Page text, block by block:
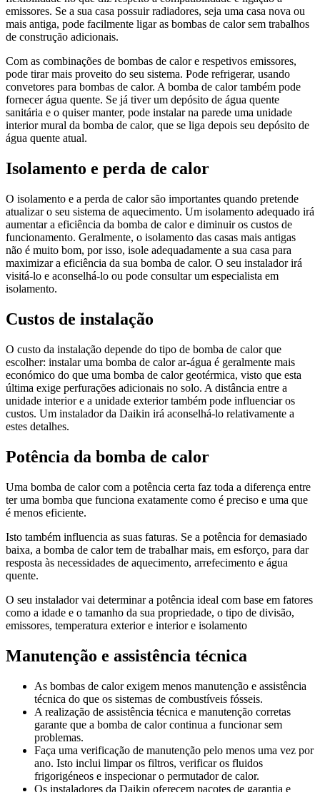
emissores. Se a sua casa possuir radiadores, seja uma casa nova ou
mais antiga, pode facilmente ligar as bombas de calor sem trabalhos
de construção adicionais.
Com as combinações de bombas de calor e respetivos emissores,
pode tirar mais proveito do seu sistema. Pode refrigerar, usando
convetores para bombas de calor. A bomba de calor também pode
fornecer água quente. Se já tiver um depósito de água quente
sanitária e o quiser manter, pode instalar na parede uma unidade
interior mural da bomba de calor, que se liga depois seu depósito de
água quente atual.
Isolamento e perda de calor
O isolamento e a perda de calor são importantes quando pretende
atualizar o seu sistema de aquecimento. Um isolamento adequado irá
aumentar a eficiência da bomba de calor e diminuir os custos de
funcionamento. Geralmente, o isolamento das casas mais antigas
não é muito bom, por isso, isole adequadamente a sua casa para
maximizar a eficiência da sua bomba de calor. O seu instalador irá
visitá-lo e aconselhá-lo ou pode consultar um especialista em
isolamento.
Custos de instalação
O custo da instalação depende do tipo de bomba de calor que
escolher: instalar uma bomba de calor ar-água é geralmente mais
económico do que uma bomba de calor geotérmica, visto que esta
última exige perfurações adicionais no solo. A distância entre a
unidade interior e a unidade exterior também pode influenciar os
custos. Um instalador da Daikin irá aconselhá-lo relativamente a
estes detalhes.
Potência da bomba de calor
Uma bomba de calor com a potência certa faz toda a diferença entre
ter uma bomba que funciona exatamente como é preciso e uma que
é menos eficiente.
Isto também influencia as suas faturas. Se a potência for demasiado
baixa, a bomba de calor tem de trabalhar mais, em esforço, para dar
resposta às necessidades de aquecimento, arrefecimento e água
quente.
O seu instalador vai determinar a potência ideal com base em fatores
como a idade e o tamanho da sua propriedade, o tipo de divisão,
emissores, temperatura exterior e interior e isolamento
Manutenção e assistência técnica
As bombas de calor exigem menos manutenção e assistência
técnica do que os sistemas de combustíveis fósseis.
A realização de assistência técnica e manutenção corretas
garante que a bomba de calor continua a funcionar sem
problemas.
Faça uma verificação de manutenção pelo menos uma vez por
ano. Isto inclui limpar os filtros, verificar os fluidos
frigorigéneos e inspecionar o permutador de calor.
Os instaladores da Daikin oferecem pacotes de garantia e